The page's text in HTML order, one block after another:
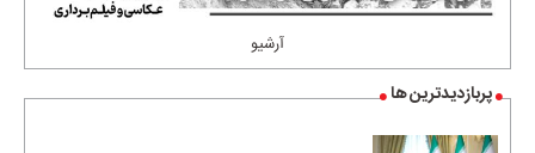
آرشیو
پربازدیدترین ها